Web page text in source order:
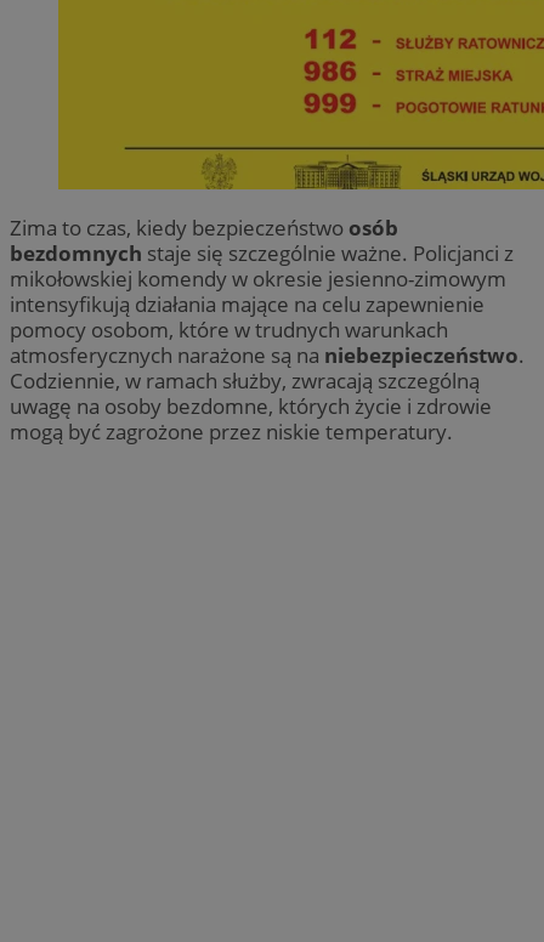
Zima to czas, kiedy bezpieczeństwo osób
bezdomnych staje się szczególnie ważne. Policjanci z
mikołowskiej komendy w okresie jesienno-zimowym
intensyfikują działania mające na celu zapewnienie
pomocy osobom, które w trudnych warunkach
atmosferycznych narażone są na niebezpieczeństwo.
Codziennie, w ramach służby, zwracają szczególną
uwagę na osoby bezdomne, których życie i zdrowie
mogą być zagrożone przez niskie temperatury.